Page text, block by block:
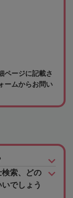
ページに記載さ
ームからお問い
索、どの
でしょう